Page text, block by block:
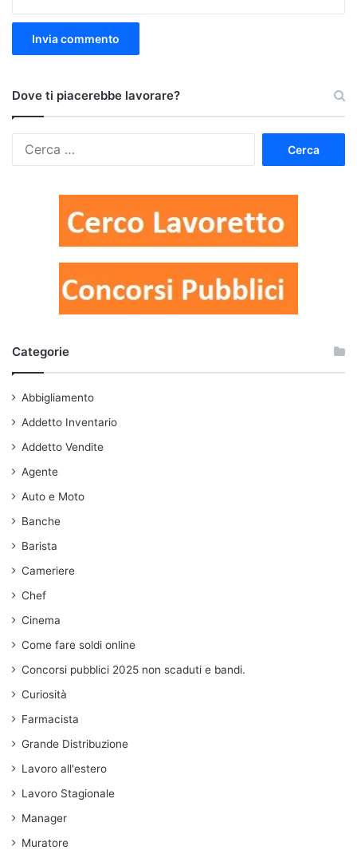
Dove ti piacerebbe lavorare?
Categorie
Abbigliamento
Addetto Inventario
Addetto Vendite
Agente
Auto e Moto
Banche
Barista
Cameriere
Chef
Cinema
Come fare soldi online
Concorsi pubblici 2025 non scaduti e bandi.
Curiosità
Farmacista
Grande Distribuzione
Lavoro all'estero
Lavoro Stagionale
Manager
Muratore